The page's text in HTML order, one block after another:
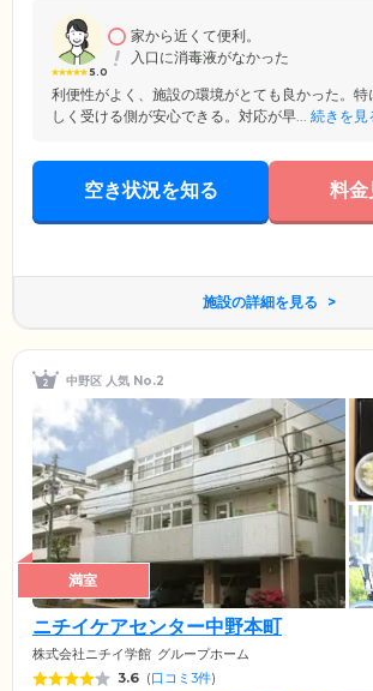
せないサービスや環境が充実した、利便性の高いエ
ブに、楽しく生活していただけます。
5.0
家から近くて便利。
入口に消毒液がなかった
利便性がよく、施設の環境がとても良かった。
しく受ける側が安心できる。対応が早... 続きを見
空き状況を知る 料金
施設の詳細を見る
中野区 人気 No.2
満室
ニチイケアセンター中野本町
株式会社ニチイ学館 グループホーム
3.6 (口コミ3件)